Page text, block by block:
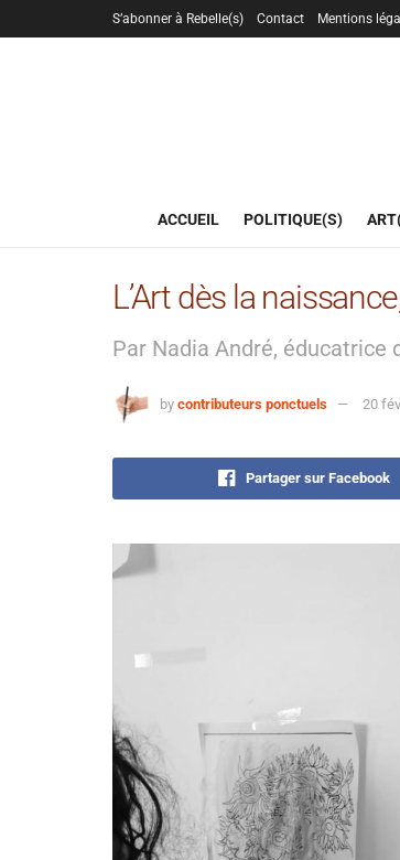
S’abonner à Rebelle(s) Contact Mentions
ACCUEIL POLITIQUE(S)
L’Art dès la
Par Nadia André, éducatrice
by contributeurs ponctuels 20
Partager sur Facebook